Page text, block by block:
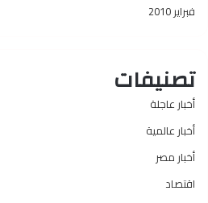
فبراير 2010
تصنيفات
أخبار عاجلة
أخبار عالمية
أخبار مصر
اقتصاد